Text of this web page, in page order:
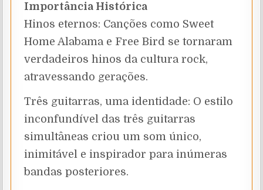
Importância Histórica
Hinos eternos: Canções como Sweet
Home Alabama e Free Bird se tornaram
verdadeiros hinos da cultura rock,
atravessando gerações.
Três guitarras, uma identidade: O estilo
inconfundível das três guitarras
simultâneas criou um som único,
inimitável e inspirador para inúmeras
bandas posteriores.